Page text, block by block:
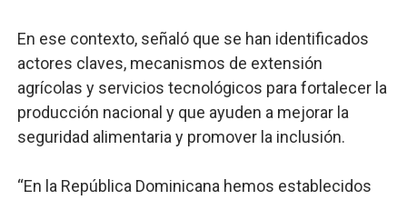
En ese contexto, señaló que se han identificados
actores claves, mecanismos de extensión
agrícolas y servicios tecnológicos para fortalecer la
producción nacional y que ayuden a mejorar la
seguridad alimentaria y promover la inclusión.
“En la República Dominicana hemos establecidos